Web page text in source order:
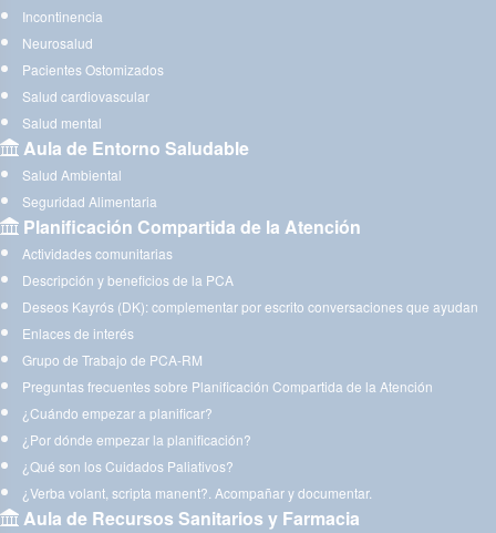
Incontinencia
Neurosalud
Pacientes Ostomizados
Salud cardiovascular
Salud mental
Aula de Entorno Saludable
Salud Ambiental
Seguridad Alimentaria
Planificación Compartida de la Atención
Actividades comunitarias
Descripción y beneficios de la PCA
Deseos Kayrós (DK): complementar por escrito conversaciones que ayudan
Enlaces de interés
Grupo de Trabajo de PCA-RM
Preguntas frecuentes sobre Planificación Compartida de la Atención
¿Cuándo empezar a planificar?
¿Por dónde empezar la planificación?
¿Qué son los Cuidados Paliativos?
¿Verba volant, scripta manent?. Acompañar y documentar.
Aula de Recursos Sanitarios y Farmacia